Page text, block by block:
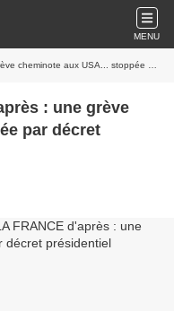
MENU
stoppée par décret présidentiel d'OBAMA!
: une grève
par décret